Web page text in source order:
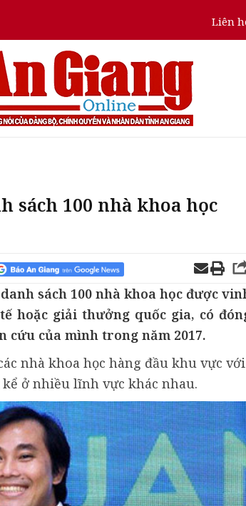
Liên
sách 100 nhà khoa học
sách 100 nhà khoa học được
hoặc giải thưởng quốc gia, có
cứu của mình trong năm 2017.
nhà khoa học hàng đầu khu vực với
ở nhiều lĩnh vực khác nhau.